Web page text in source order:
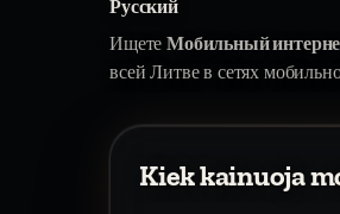
Русский
ИщетеМобильный
всей Литве в сетях
Kiek kainuoja